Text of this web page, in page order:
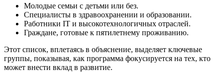
Молодые семьи с детьми или без.
Специалисты в здравоохранении и образовании.
Работники IT и высокотехнологичных отраслей.
Граждане, готовые к пятилетнему проживанию.
Этот список, вплетаясь в объяснение, выделяет ключевые
группы, показывая, как программа фокусируется на тех, кто
может внести вклад в развитие.